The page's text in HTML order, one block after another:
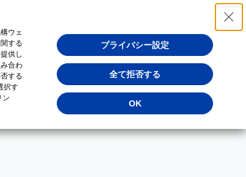
ウェ
する
供し
合わ
する
択す
ン
プライバシー設定
全て拒否する
OK